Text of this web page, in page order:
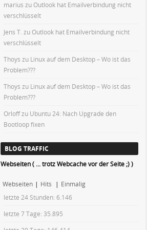
marius zuOutlook hat Emailverbindung nicht
verschlüsselt
Jens T. zuOutlook hat Emailverbindung nicht
verschlüsselt
Thoys zu Linux auf dem Desktop – Wo ist das
Problem???
Thoys zu Linux auf dem Desktop – Wo ist das
Problem???
Orloffzu Ubuntu 24: Nach Upgrade den
Bootloop fixen
BLOG TRAFFIC
Webseiten ( ... trotz Webcache vor der Seite ;) )
Webseiten | Hits | Einmalig
letzte 24 Stunden:6.146
letzte 7 Tage: 35.895